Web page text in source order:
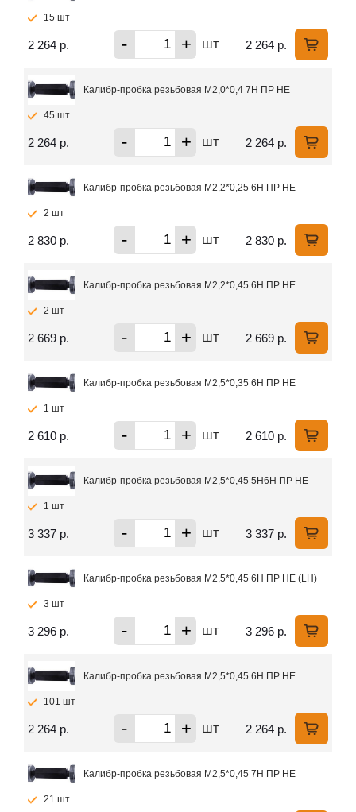
15 шт
2 264 р. - + шт 2 264 р.
Калибр-пробка резьбовая М2,0*0,4 7Н ПР НЕ
45 шт
2 264 р. - + шт 2 264 р.
Калибр-пробка резьбовая М2,2*0,25 6Н ПР НЕ
2 шт
2 830 р. - + шт 2 830 р.
Калибр-пробка резьбовая М2,2*0,45 6Н ПР НЕ
2 шт
2 669 р. - + шт 2 669 р.
Калибр-пробка резьбовая М2,5*0,35 6Н ПР НЕ
1 шт
2 610 р. - + шт 2 610 р.
Калибр-пробка резьбовая М2,5*0,45 5Н6Н ПР НЕ
1 шт
3 337 р. - + шт 3 337 р.
Калибр-пробка резьбовая М2,5*0,45 6Н ПР НЕ (LH)
3 шт
3 296 р. - + шт 3 296 р.
Калибр-пробка резьбовая М2,5*0,45 6Н ПР НЕ
101 шт
2 264 р. - + шт 2 264 р.
Калибр-пробка резьбовая М2,5*0,45 7Н ПР НЕ
21 шт